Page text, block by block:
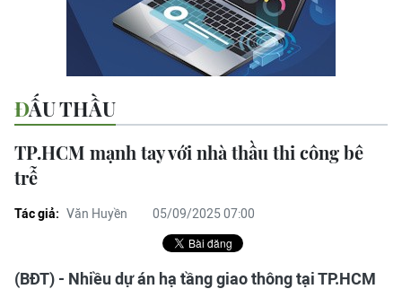
ĐẤU THẦU
TP.HCM mạnh tay với nhà thầu thi công bê
trễ
Tác giả: Văn Huyền 05/09/2025 07:00
(BĐT) - Nhiều dự án hạ tầng giao thông tại TP.HCM